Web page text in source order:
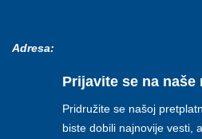
Adresa:
Prijavite se na naše
Pridružite se našoj
biste dobili najnovije vesti,